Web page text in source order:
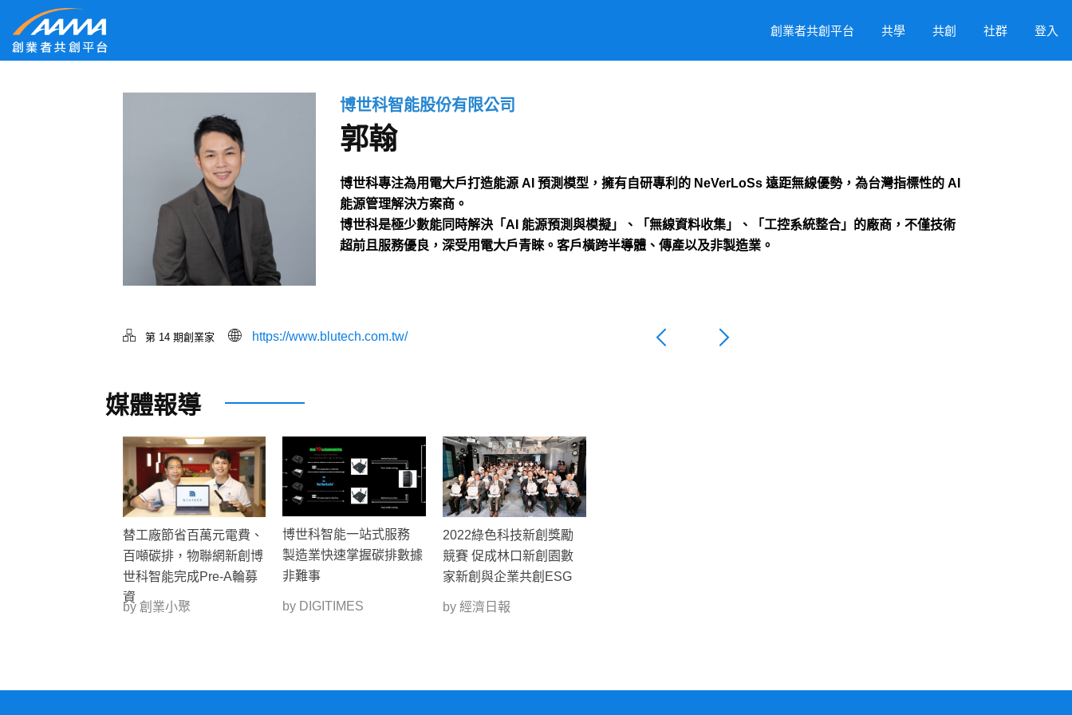
創業者共創平台 共學 共創 社群 登入
博世科智能股份有限公司
郭翰
博世科專注為用電大戶打造能源 AI 預測模型，擁有自研專利的 NeVerLoSs 遠距無線優勢，為台灣指標性的 AI
能源管理解決方案商。
博世科是極少數能同時解決「AI 能源預測與模擬」、「無線資料收集」、「工控系統整合」的廠商，不僅技術
超前且服務優良，深受用電大戶青睞。客戶橫跨半導體、傳產以及非製造業。
第 14 期創業家 https://www.blutech.com.tw/
媒體報導
替工廠節省百萬元電費、
百噸碳排，物聯網新創博
世科智能完成Pre-A輪募
資
by 創業小聚
博世科智能一站式服務
製造業快速掌握碳排數據
非難事
by DIGITIMES
2022綠色科技新創獎勵
競賽 促成林口新創園數
家新創與企業共創ESG
by 經濟日報